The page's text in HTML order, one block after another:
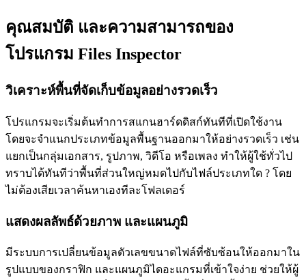
คุณสมบัติ และความสามารถของ
โปรแกรม Files Inspector
วิเคราะห์พื้นที่จัดเก็บข้อมูลอย่างรวดเร็ว
โปรแกรมจะเริ่มต้นทำการสแกนฮาร์ดดิสก์ทันทีที่เปิดใช้งาน
โดยจะจำแนกประเภทข้อมูลพื้นฐานออกมาให้อย่างรวดเร็ว เช่น
แยกเป็นกลุ่มเอกสาร, รูปภาพ, วิดีโอ หรือเพลง ทำให้ผู้ใช้ทั่วไป
ทราบได้ทันทีว่าพื้นที่ส่วนใหญ่หมดไปกับไฟล์ประเภทใด ? โดย
ไม่ต้องเสียเวลาค้นหาเองทีละโฟลเดอร์
แสดงผลลัพธ์ด้วยภาพ และแผนภูมิ
มีระบบการเปลี่ยนข้อมูลตัวเลขขนาดไฟล์ที่ซับซ้อนให้ออกมาใน
รูปแบบของกราฟิก และแผนภูมิไดอะแกรมที่เข้าใจง่าย ช่วยให้ผู้